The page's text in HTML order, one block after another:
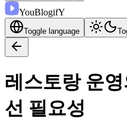
YouBlogifY
Toggle language
레스토랑 운
선 필요성